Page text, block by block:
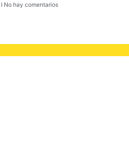
No hay comentarios